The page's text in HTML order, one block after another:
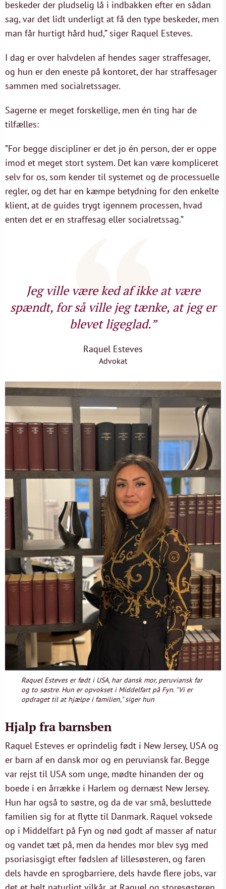
beskeder der pludselig lå i indbakken efter en sådan
sag, var det lidt underligt at få den type beskeder, men
man får hurtigt hård hud,” siger Raquel Esteves.
I dag er over halvdelen af hendes sager straffesager,
og hun er den eneste på kontoret, der har straffesager
sammen med socialretssager.
Sagerne er meget forskellige, men én ting har de
tilfælles:
”For begge discipliner er det jo én person, der er oppe
imod et meget stort system. Det kan være kompliceret
selv for os, som kender til systemet og de processuelle
regler, og det har en kæmpe betydning for den enkelte
klient, at de guides trygt igennem processen, hvad
enten det er en straffesag eller socialretssag.”
Jeg ville være ked af ikke at være
spændt, for så ville jeg tænke, at jeg er
blevet ligeglad.”
Raquel Esteves
Advokat
Raquel Esteves er født i USA, har dansk mor, peruviansk far
og to søstre. Hun er opvokset i Middelfart på Fyn. "Vi er
opdraget til at hjælpe i familien," siger hun
Hjalp fra barnsben
Raquel Esteves er oprindelig født i New Jersey, USA og
er barn af en dansk mor og en peruviansk far. Begge
var rejst til USA som unge, mødte hinanden der og
boede i en årrække i Harlem og dernæst New Jersey.
Hun har også to søstre, og da de var små, besluttede
familien sig for at flytte til Danmark. Raquel voksede
op i Middelfart på Fyn og nød godt af masser af natur
og vandet tæt på, men da hendes mor blev syg med
psoriasisgigt efter fødslen af lillesøsteren, og faren
dels havde en sprogbarriere, dels havde flere jobs, var